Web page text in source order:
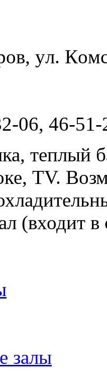
yл.
06, 46-51-
теплый
TV.
(входит
залы